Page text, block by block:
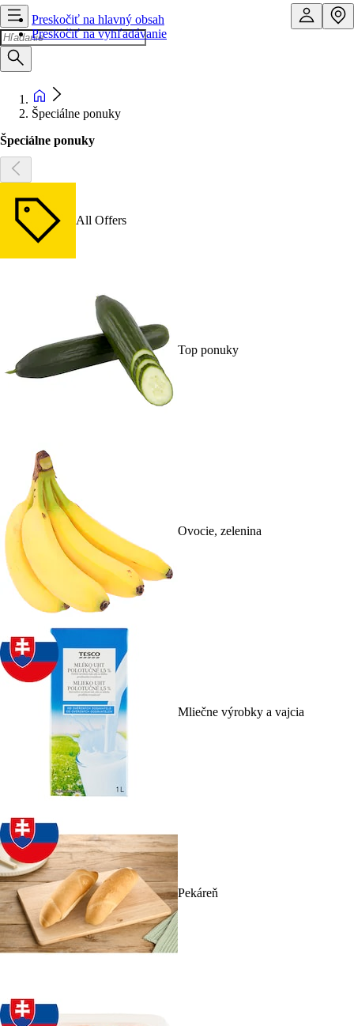
Preskočiť na hlavný obsah
Preskočiť na vyhľadávanie
Špeciálne ponuky
Špeciálne ponuky
All Offers
Top ponuky
Ovocie, zelenina
Mliečne výrobky a vajcia
Pekáreň